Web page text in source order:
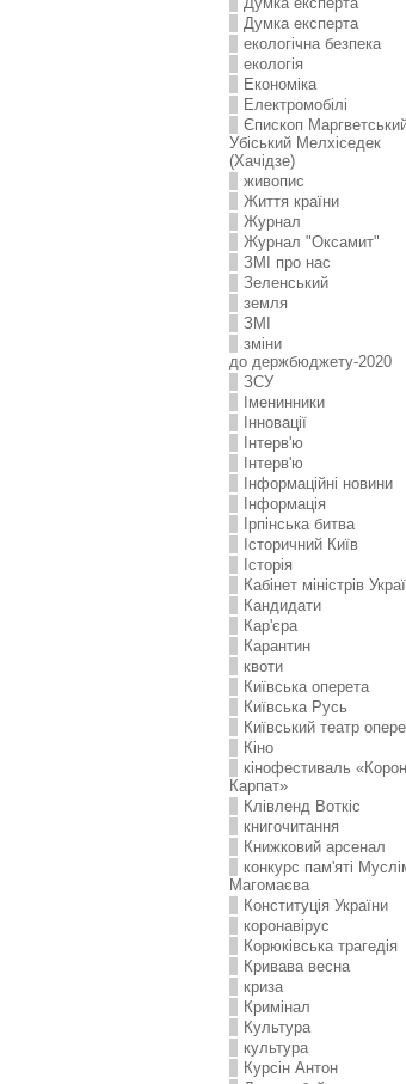
Думка експерта
екологічна безпека
екологія
Економіка
Електромобілі
Єпископ Маргветський
Убіський Мелхіседек
(Хачідзе)
живопис
Життя країни
Журнал
Журнал "Оксамит"
ЗMI про нас
Зеленський
земля
ЗМІ
зміни
до держбюджету-2020
ЗСУ
Іменинники
Інновації
Інтерв'ю
Інтерв'ю
Інформаційні новини
Інформація
Ірпінська битва
Історичний Київ
Історія
Кабінет міністрів
Кандидати
Кар'єра
Карантин
квоти
Київська оперета
Київська Русь
Київський театр
Кіно
кінофестиваль
Карпат»
Клівленд Воткіс
книгочитання
Книжковий арсенал
конкурс пам'яті
Магомаєва
Конституція України
коронавірус
Корюківська трагедія
Кривава весна
криза
Кримінал
Культура
культура
Курсін Антон